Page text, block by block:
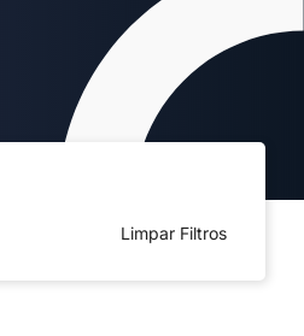
Limpar Filtros